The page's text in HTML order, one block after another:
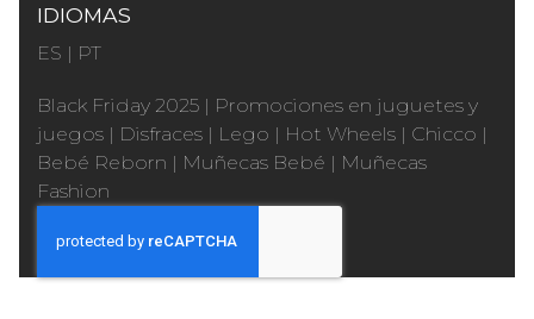
IDIOMAS
ES | PT
Black Friday 2025 | Promociones en juguetes y
juegos | Disfraces | Lego | Hot Wheels | Chicco |
Bebé Reborn | Muñecas Bebé | Muñecas
Fashion